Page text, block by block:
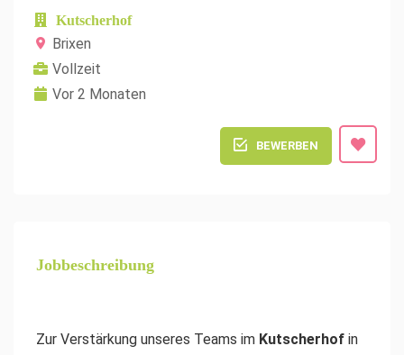
Kutscherhof
Brixen
Vollzeit
Vor 2 Monaten
BEWERBEN
Jobbeschreibung
Zur Verstärkung unseres Teams im Kutscherhof in